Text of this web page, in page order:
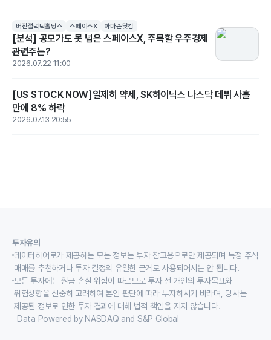
버진갤럭틱홀딩스 스페이스X 아마존닷컴
[분석] 공모가도 못 넘은 스페이스X, 주목할 우주경제
관련주는?
2026.07.22 11:00
[US STOCK NOW]일제히 약세, SK하이닉스 나스닥 데뷔 사흘
만에 8% 하락
2026.07.13 20:55
투자유의
데이터히어로가 제공하는 모든 정보는 투자 참고용으로만 제공되며 특정 주식
매매를 추천하거나 투자 결정의 유일한 근거로 사용되어서는 안 됩니다.
모든 투자에는 원금 손실 위험이 따르므로 투자 전 개인의 투자목표와
위험성향을 신중히 고려하여 본인 판단에 따라 투자하시기 바라며, 당사는
제공된 정보로 인한 투자 결과에 대해 법적 책임을 지지 않습니다.
Data Powered by NASDAQ and S&P Global